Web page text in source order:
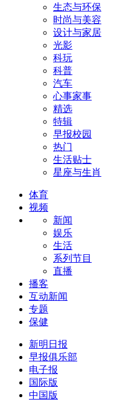
生态与环保
时尚与美容
设计与家居
光影
科玩
科普
汽车
心事家事
精选
特辑
早报校园
热门
生活贴士
星座与生肖
体育
视频
新闻
娱乐
生活
系列节目
直播
播客
互动新闻
专题
保健
新明日报
早报俱乐部
电子报
国际版
中国版